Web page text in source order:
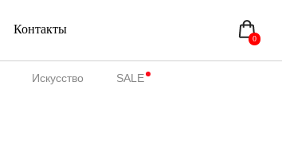
Контакты
0
Шоурум
SALE
Искусство